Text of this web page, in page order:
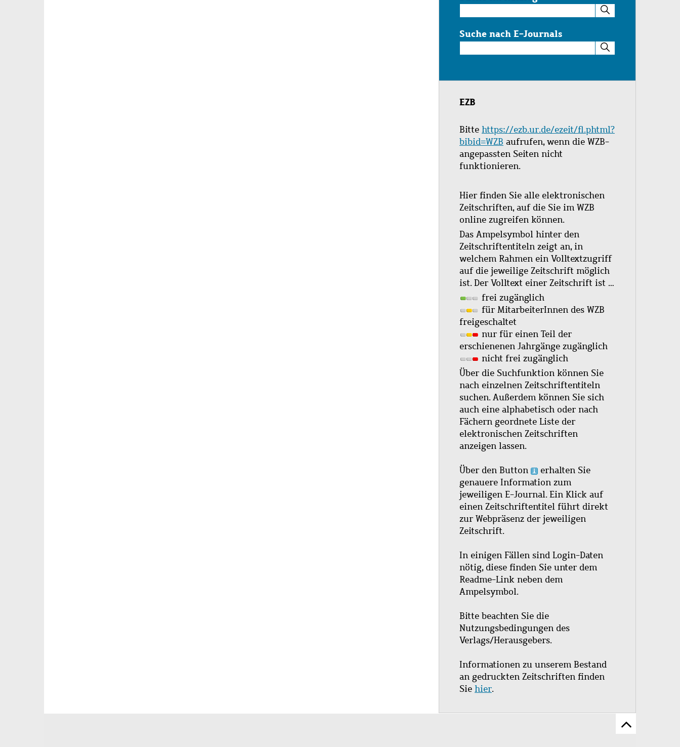
im
Katalog
Suche nach E-Journals
nach
Journals
EZB
Bitte https://ezb.ur.de/ezeit/fl.phtml?
bibid=WZB aufrufen, wenn die WZB-
angepassten Seiten nicht
funktionieren.
Hier finden Sie alle elektronischen
Zeitschriften, auf die Sie im WZB
online zugreifen können.
Das Ampelsymbol hinter den
Zeitschriftentiteln zeigt an, in
welchem Rahmen ein Volltextzugriff
auf die jeweilige Zeitschrift möglich
ist. Der Volltext einer Zeitschrift ist …
frei zugänglich
für MitarbeiterInnen des WZB
freigeschaltet
nur für einen Teil der
erschienenen Jahrgänge zugänglich
nicht frei zugänglich
Über die Suchfunktion können Sie
nach einzelnen Zeitschriftentiteln
suchen. Außerdem können Sie sich
auch eine alphabetisch oder nach
Fächern geordnete Liste der
elektronischen Zeitschriften
anzeigen lassen.
Über den Button
erhalten Sie
genauere Information zum
jeweiligen E-Journal. Ein Klick auf
einen Zeitschriftentitel führt direkt
zur Webpräsenz der jeweiligen
Zeitschrift.
In einigen Fällen sind Login-Daten
nötig, diese finden Sie unter dem
Readme-Link neben dem
Ampelsymbol.
Bitte beachten Sie die
Nutzungsbedingungen des
Verlags/Herausgebers.
Informationen zu unserem Bestand
an gedruckten Zeitschriften finden
Sie hier.
Zum